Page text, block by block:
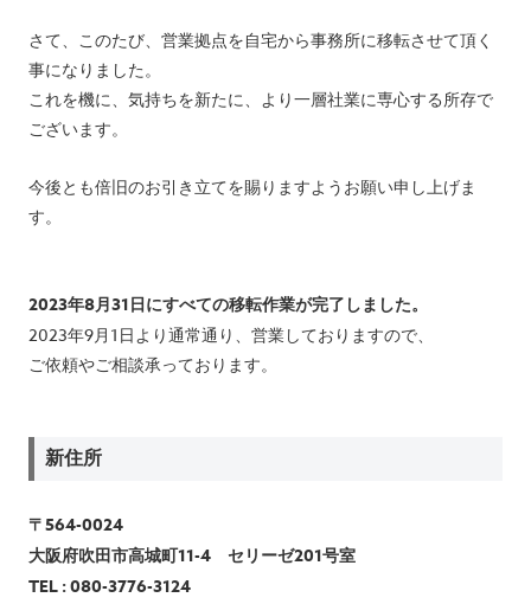
さて、このたび、営業拠点を自宅から事務所に移転させて頂く
事になりました。
これを機に、気持ちを新たに、より一層社業に専心する所存で
ございます。
今後とも倍旧のお引き立てを賜りますようお願い申し上げま
す。
2023年8月31日にすべての移転作業が完了しました。
2023年9月1日より通常通り、営業しておりますので、
ご依頼やご相談承っております。
新住所
〒564-0024
大阪府吹田市高城町11-4 セリーゼ201号室
TEL : 080-3776-3124